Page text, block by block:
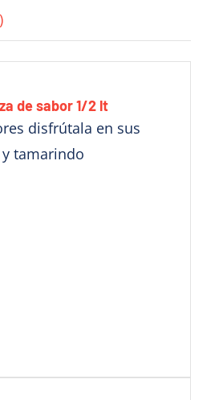
de sabor 1/2 lt
disfrútala en sus
tamarindo